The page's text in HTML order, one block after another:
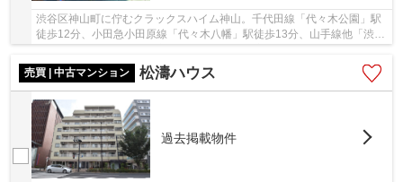
渋谷区神山町に佇むクラックスハイム神山。千代田線「代々木公園」駅
徒歩12分、小田急小田原線「代々木八幡」駅徒歩13分、山手線他「渋
売買 | 中古マンション
松濤ハウス
過去掲載物件